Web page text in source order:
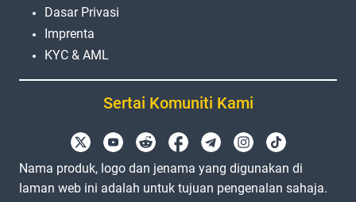
Dasar Privasi
Imprenta
KYC & AML
Sertai Komuniti Kami
Nama produk, logo dan jenama yang digunakan di
laman web ini adalah untuk tujuan pengenalan sahaja.